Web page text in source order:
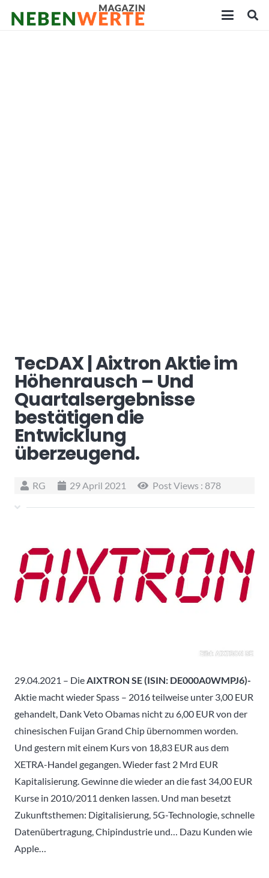
TecDAX | Aixtron Aktie im
Höhenrausch – Und
Quartalsergebnisse
bestätigen die
Entwicklung
überzeugend.
RG 29 April 2021 Post Views : 878
29.04.2021 – DieAIXTRON SE (ISIN: DE000A0WMPJ6)-
Aktie macht wieder Spass – 2016 teilweise unter 3,00 EUR
gehandelt, Dank Veto Obamas nicht zu 6,00 EUR von der
chinesischen Fuijan Grand Chip übernommen worden.
Und gestern mit einem Kurs von 18,83 EUR aus dem
XETRA-Handel gegangen. Wieder fast 2 Mrd EUR
Kapitalisierung. Gewinne die wieder an die fast 34,00 EUR
Kurse in 2010/2011 denken lassen. Und man besetzt
Zukunftsthemen: Digitalisierung, 5G-Technologie, schnelle
Datenübertragung, Chipindustrie und… Dazu Kunden wie
Apple…